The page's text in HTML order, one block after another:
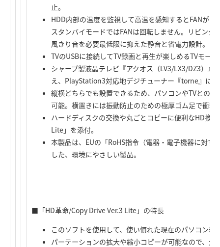
止。
HDD内部の温度を監視して高温を感知するとFANが
スタンバイモードではFANは回転しません。リビン
風きり音を必要最低限に抑えた静音と省電力設計。
TVのUSBに接続してTV録画と再生が楽しめるTVモー
シャープ製液晶テレビ『アクオス（LV3/LX3/DZ3）』
え、PlayStation3対応地デジチューナー『torne』に
縦横どちらでも設置できるため、パソコンやTVとの
可能。横置きには振動防止のための極厚ゴム足で衝撃
ハードディスクの交換や丸ごとコピーに便利なHD換
Lite」を添付。
本製品は、EUの「RoHS指令（電器・電子機器に対す
した、環境にやさしい製品。
■「HD革命/Copy Drive Ver.3 Lite」の特長
このソフトを使用して、使い慣れた現在のパソコン
パーテーションの拡大や縮小コピーが可能なので、大